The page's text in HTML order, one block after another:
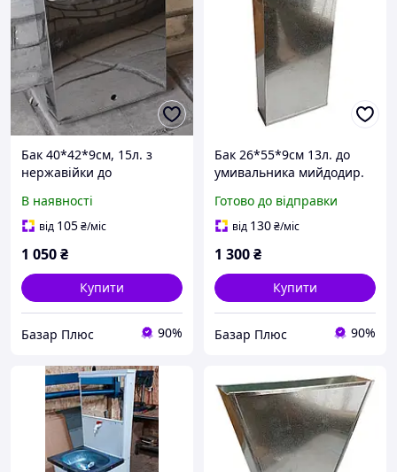
Бак 40*42*9см, 15л. з
нержавійки до
В наявності
від 105₴/міс
1 050₴
Купити
Базар Плюс 90%
Бак 26*55*9см 13л. до
умивальника мийдодир.
Готово до відправки
від 130₴/міс
1 300₴
Купити
Базар Плюс 90%